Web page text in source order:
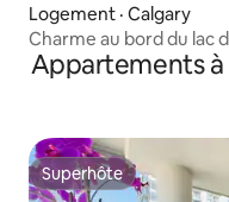
Logement · Calgary
Charme au bord du lac
Appartements
Superhôte
Superhôte